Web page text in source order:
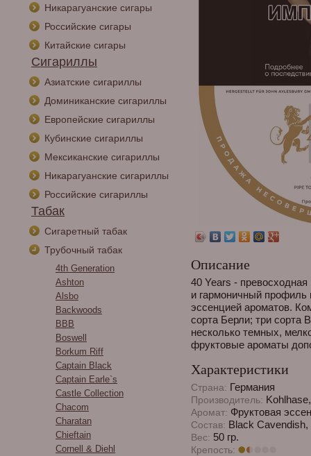
Никарагуанские сигары
Российские сигары
Китайские сигары
Сигариллы
Азиатские сигариллы
Доминиканские сигариллы
Европейские сигариллы
Кубинские сигариллы
Мексиканские сигариллы
Никарагуанские сигариллы
Российские сигариллы
Табак
Сигаретный табак
Трубочный табак
4th Generation
Ashton
Alsbo
Backwoods
BBB
Boswell
Borkum Riff
Captain Black
Captain Earle`s
Castle Collection
Chacom
Charatan
Chieftain
Cornell & Diehl
Описание
40 Years -
и гармоничный профиль
эссенцией ароматов.
сорта Берли; три сорта
несколько темных,
фруктовые ароматы
Характеристики
Страна: Германия
Производитель:
Аромат: Фруктовая
Состав: Black Cavendish,
Вес: 50 гр.
Крепость: